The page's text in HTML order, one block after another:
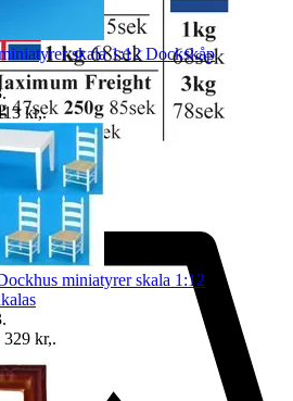
skala 1:12 Dockskåp
.
kr,.
miniatyrer skala 1:12
.
329 kr,.